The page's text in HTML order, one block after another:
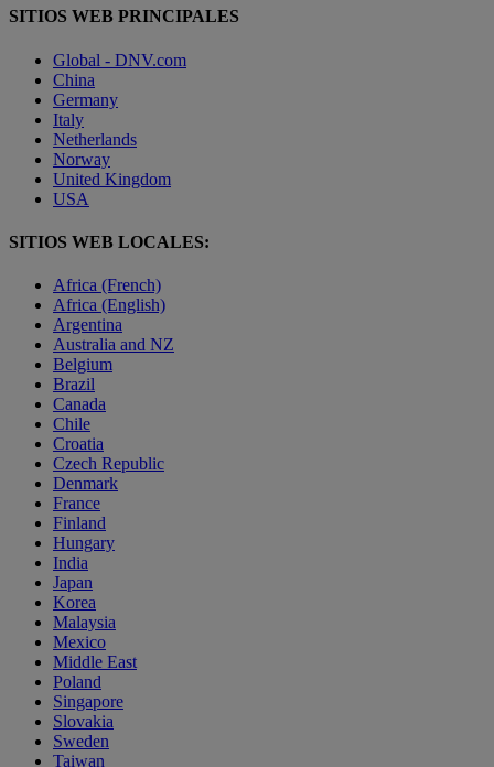
SITIOS WEB PRINCIPALES
Global - DNV.com
China
Germany
Italy
Netherlands
Norway
United Kingdom
USA
SITIOS WEB LOCALES:
Africa (French)
Africa (English)
Argentina
Australia and NZ
Belgium
Brazil
Canada
Chile
Croatia
Czech Republic
Denmark
France
Finland
Hungary
India
Japan
Korea
Malaysia
Mexico
Middle East
Poland
Singapore
Slovakia
Sweden
Taiwan